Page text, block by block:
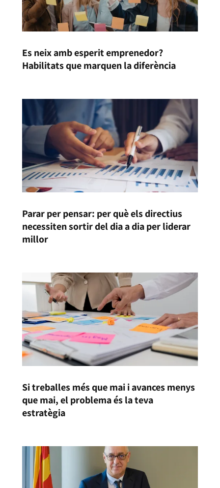
Es neix amb esperit emprenedor?
Habilitats que marquen la diferència
Parar per pensar: per què els directius
necessiten sortir del dia a dia per liderar
millor
Si treballes més que mai i avances menys
que mai, el problema és la teva
estratègia